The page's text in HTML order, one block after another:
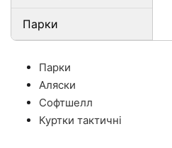
Парки
Парки
Аляски
Софтшелл
Куртки тактичні